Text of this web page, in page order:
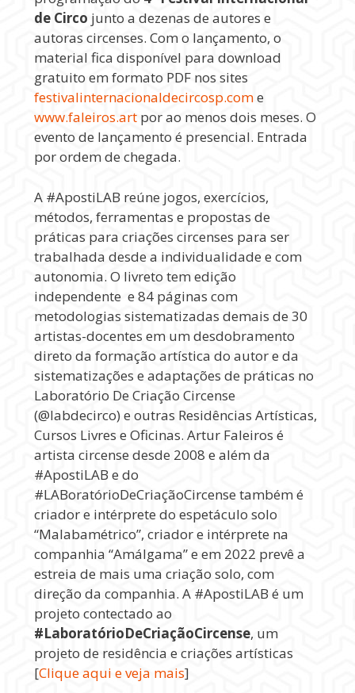
de Circo junto a dezenas de autores e
autoras circenses. Com o lançamento, o
material fica disponível para download
gratuito em formato PDF nos sites
festivalinternacionaldecircosp.come
www.faleiros.artpor ao menos dois meses. O
evento de lançamento é presencial. Entrada
por ordem de chegada.
A #ApostiLAB reúne jogos, exercícios,
métodos, ferramentas e propostas de
práticas para criações circenses para ser
trabalhada desde a individualidade e com
autonomia. O livreto tem edição
independente e 84 páginas com
metodologias sistematizadas demais de 30
artistas-docentes em um desdobramento
direto da formação artística do autor e da
sistematizações e adaptações de práticas no
Laboratório De Criação Circense
(@labdecirco) e outras Residências Artísticas,
Cursos Livres e Oficinas. Artur Faleiros é
artista circense desde 2008 e além da
#ApostiLAB e do
#LABoratórioDeCriaçãoCircense também é
criador e intérprete do espetáculo solo
“Malabamétrico”, criador e intérprete na
companhia “Amálgama” e em 2022 prevê a
estreia de mais uma criação solo, com
direção da companhia. A #ApostiLAB é um
projeto contectado ao
#LaboratórioDeCriaçãoCircense, um
projeto de residência e criações artísticas
[Clique aqui e veja mais]